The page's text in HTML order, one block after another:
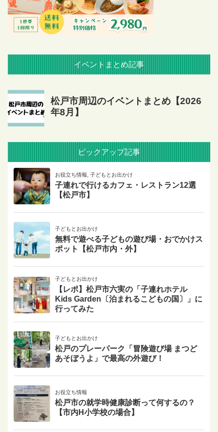
イベントまとめ記事
ピックアップ記事
お役立ち情報 子どもとお出かけ
子連れで行けるカフェ・レストラン12選
【松戸市】
子どもとお出かけ
無料で遊べる子どもの遊び場・おでかけス
ポット【松戸市内・外】
子どもとお出かけ
【レポ】松戸市六実の「子連れホテル
Kids Garden〔泊まれるこどもの国〕」に
行ってみた
子どもとお出かけ
松戸のプレーパーク「冒険遊び場 まつど
あそぼうよ」で最高の外遊び！
お役立ち情報
松戸市の就学時健康診断って何するの？
【市内H小学校の場合】